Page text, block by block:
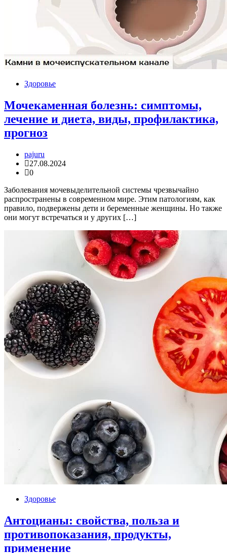
Здоровье
Мочекаменная болезнь: симптомы,
лечение и диета, виды, профилактика,
прогноз
pajuru
27.08.2024
0
Заболевания мочевыделительной системы чрезвычайно
распространены в современном мире. Этим патологиям, как
правило, подвержены дети и беременные женщины. Но также
они могут встречаться и у других […]
Здоровье
Антоцианы: свойства, польза и
противопоказания, продукты,
применение